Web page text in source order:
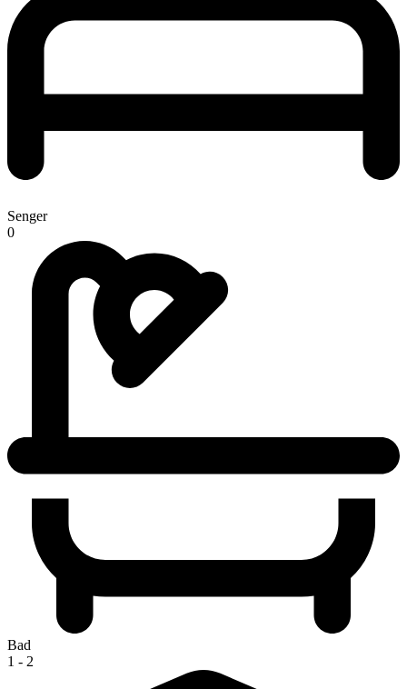
Senger
0
Bad
1 - 2